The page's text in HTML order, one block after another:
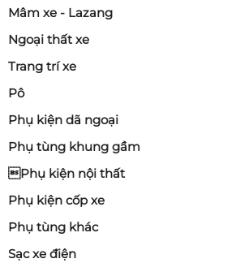
Mâm xe - Lazang
Ngoại thất xe
Trang trí xe
Pô
Phụ kiện dã ngoại
Phụ tùng khung gầm
Phụ kiện nội thất
Phụ kiện cốp xe
Phụ tùng khác
Sạc xe điện